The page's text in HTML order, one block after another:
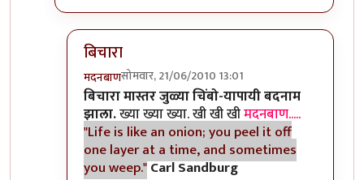
बिचारा
मदनबाणसोमवार, 21/06/2010 13:01
In reply toआणि बिचाराbyअवलिया
बिचारा मास्तर जुळ्या चिंबो-यापायी बदनाम
झाला.ख्या ख्या ख्या. खी खी खीमदनबाण.....
"Life is like an onion; you peel it off
one layer at a time, and sometimes
you weep."Carl Sandburg